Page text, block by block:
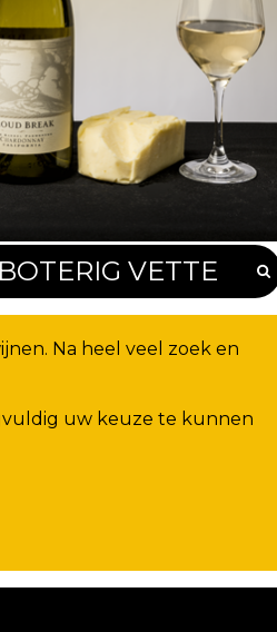
BOTERIG VETTE
Na heel veel zoek en
uw keuze te kunnen